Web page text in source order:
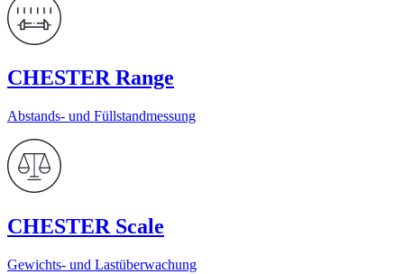
CHESTER Range
Abstands- und Füllstandmessung
CHESTER Scale
Gewichts- und Lastüberwachung